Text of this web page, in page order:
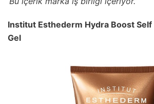
Institut Esthederm Hydra Boost Self
Gel